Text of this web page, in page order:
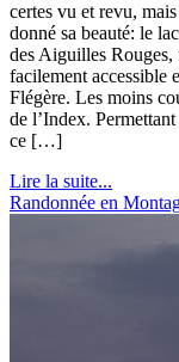
certes vu et revu,
donné sa beauté: le
des Aiguilles
facilement accessible
Flégère. Les moins
de l’Index.
ce […]
Lire la suite...
Randonnée en